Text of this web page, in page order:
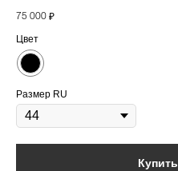
75 000 ₽
Цвет
Размер RU
Купить